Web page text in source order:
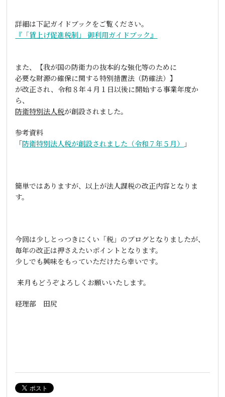
詳細は下記ガイドブックをご覧ください。
『「賃上げ促進税制」 御利用ガイドブック』
また、【我が国の防衛力の抜本的な強化等のために
必要な財源の確保に関する特別措置法（防確法）】
が改正され、令和８年４月１日以後に開始する事業年度か
ら、
防衛特別法人税が創設されました。
参考資料
「防衛特別法人税が創設されました（令和７年５月） 」
簡単ではありますが、以上が法人課税の改正内容となりま
す。
今回は少しとっつきにくい「税」のブログとなりましたが、
毎年の改正は押さえたいポイントとなります。
少しでも興味をもっていただけたら幸いです。
来月もどうぞよろしくお願いいたします。
経理部 田尻